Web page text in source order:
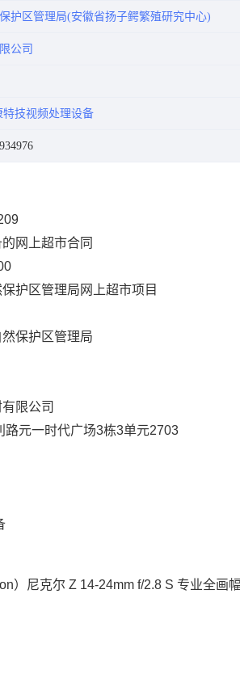
护区管理局(安徽省扬子鳄繁殖研究中心)
公司
特技视频处理设备
网上超市合同
护区管理局网上超市项目
保护区管理局
限公司
路元一时代广场3栋3单元2703
）尼克尔 Z 14-24mm f/2.8 S 专业全画